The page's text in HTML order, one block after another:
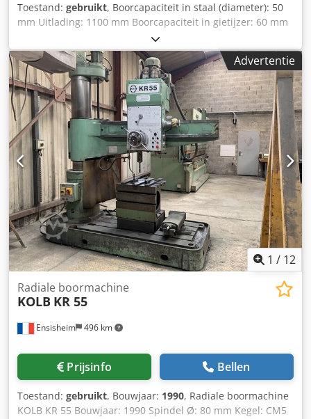
Toestand: gebruikt, Boorcapaciteit in staal (diameter): 50
mm Uitlading: 1100 mm Boorcapaciteit in gietijzer: 60 mm
Pinolslag: 300 mm Gereedschapopname: MK 5
Toerentallen: 22 - 1000 tpm Voedingen: ja mm/omw
Boormotor: 4,5 kW Totale vermogensbehoefte: 7,5 kW
Machinegewicht ca.: 3200 kg Benodigde ruimte ca.: 2,1 x
0,9 x 2,85 m Radiaalboormachine Crodpszhn U Asfx Angsf -
Opspanblok 750 x 750 x 500 mm - Koelvloeistofinstallatie -
Noodstopvoorziening
Advertentie
1 / 12
Ensisheim 496 km
Radiale boormachine
KOLB KR 55
Prijsinfo Bellen
Toestand: gebruikt, Bouwjaar: 1990, Radiale boormachine
KOLB KR 55 Bouwjaar: 1990 Spindel Ø: 80 mm Kegel: CM5